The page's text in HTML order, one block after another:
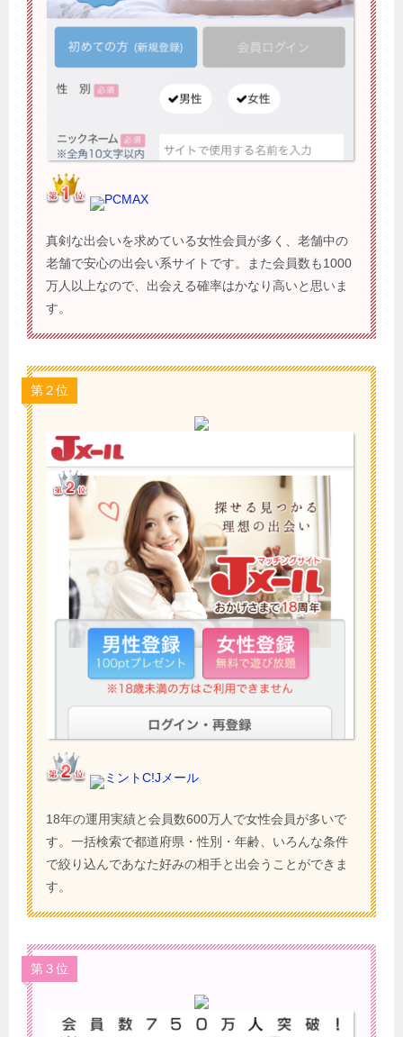
PCMAX
真剣な出会いを求めている女性会員が多く、老舗中の
老舗で安心の出会い系サイトです。また会員数も1000
万人以上なので、出会える確率はかなり高いと思いま
す。
第２位
ミントC!Jメール
18年の運用実績と会員数600万人で女性会員が多いで
す。一括検索で都道府県・性別・年齢、いろんな条件
で絞り込んであなた好みの相手と出会うことができま
す。
第３位